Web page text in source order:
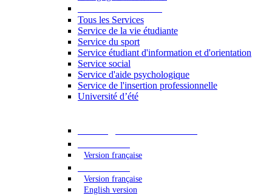
Tous les Services
Service de la vie étudiante
Service du sport
Service étudiant d'information et d'orientation
Service social
Service d'aide psychologique
Service de l'insertion professionnelle
Université d’été
Version française
Version française
English version